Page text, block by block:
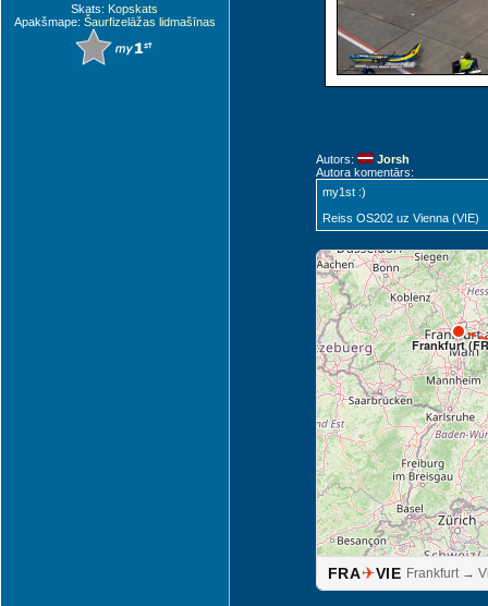
Skats: Kopskats
Apakšmape: Šaurfizelāžas lidmašīnas
Autors:
Jorsh
Autora komentārs:
my1st :)
Reiss OS202 uz Vienna (VIE)
Frankfurt
FRA✈VIE Frankfurt →